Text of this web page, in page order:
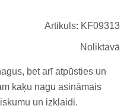
Artikuls: KF09313
Noliktavā
bet arī atpūsties un
kaķu nagu asināmais
un izklaidi.